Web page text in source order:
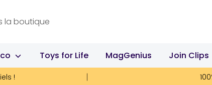
Toys for Life MagGenius Join Clips
!